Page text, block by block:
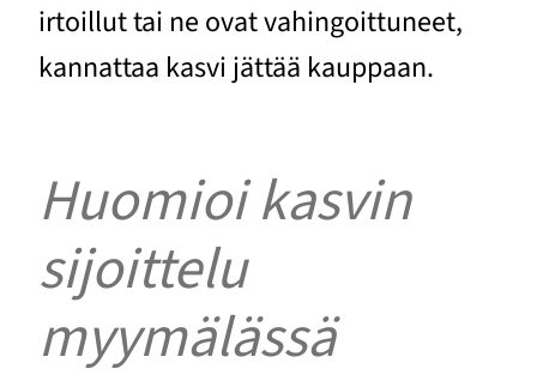
irtoillut tai ne ovat vahingoittuneet,
kannattaa kasvi jättää kauppaan.
Huomioi kasvin
sijoittelu
myymälässä